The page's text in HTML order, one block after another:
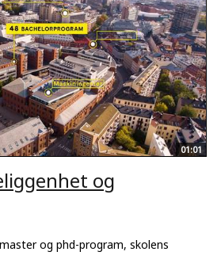
01:01
og
og phd-program, skolens